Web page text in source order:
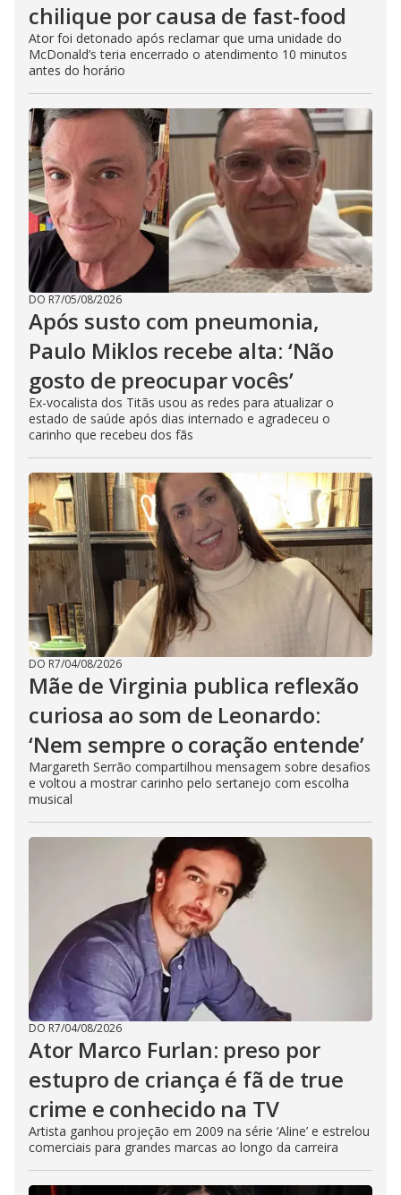
chilique por causa de fast-food
Ator foi detonado após reclamar que uma unidade do
McDonald’s teria encerrado o atendimento 10 minutos
antes do horário
DO R7/05/08/2026
Após susto com pneumonia,
Paulo Miklos recebe alta: ‘Não
gosto de preocupar vocês’
Ex-vocalista dos Titãs usou as redes para atualizar o
estado de saúde após dias internado e agradeceu o
carinho que recebeu dos fãs
DO R7/04/08/2026
Mãe de Virginia publica reflexão
curiosa ao som de Leonardo:
‘Nem sempre o coração entende’
Margareth Serrão compartilhou mensagem sobre desafios
e voltou a mostrar carinho pelo sertanejo com escolha
musical
DO R7/04/08/2026
Ator Marco Furlan: preso por
estupro de criança é fã de true
crime e conhecido na TV
Artista ganhou projeção em 2009 na série ‘Aline’ e estrelou
comerciais para grandes marcas ao longo da carreira